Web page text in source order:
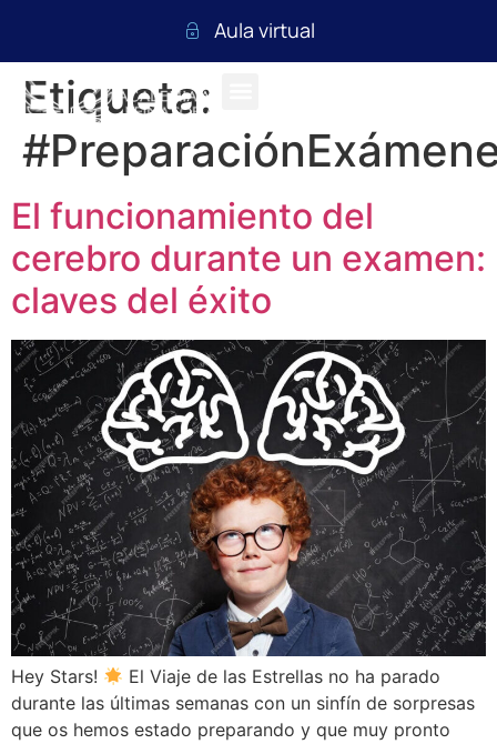
Aula virtual
Etiqueta:
El funcionamiento del
cerebro durante un examen:
claves del éxito
Hey Stars!
El Viaje de las Estrellas no ha parado
durante las últimas semanas con un sinfín de sorpresas
que os hemos estado preparando y que muy pronto